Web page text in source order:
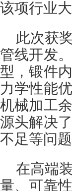
该项行业大
此次获
管线开发
型，锻件
力学性能
机械加工
源头解决
不足等问题
在高端
量、可靠